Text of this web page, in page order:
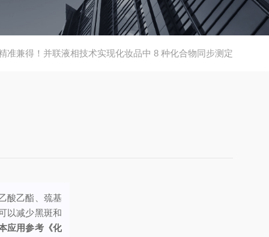
准兼得！并联液相技术实现化妆品中 8 种化合物同步测定
酸乙酯、巯基
以减少黑斑和
应用参考《化